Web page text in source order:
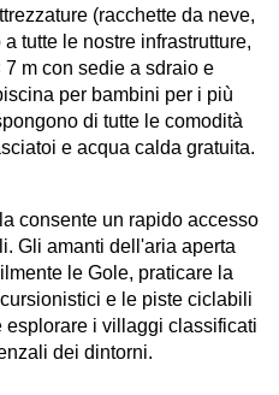
(racchette da neve,
tutte le nostre infrastrutture,
m con sedie a sdraio e
per bambini per i più
di tutte le comodità
e acqua calda gratuita.
consente un rapido accesso
Gli amanti dell'aria aperta
le Gole, praticare la
e le piste ciclabili
esplorare i villaggi classificati
dei dintorni.